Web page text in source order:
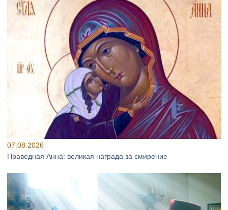
07.08.2026
Праведная Анна: великая награда за смирение